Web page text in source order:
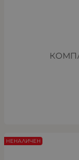
НЕНАЛИЧЕН